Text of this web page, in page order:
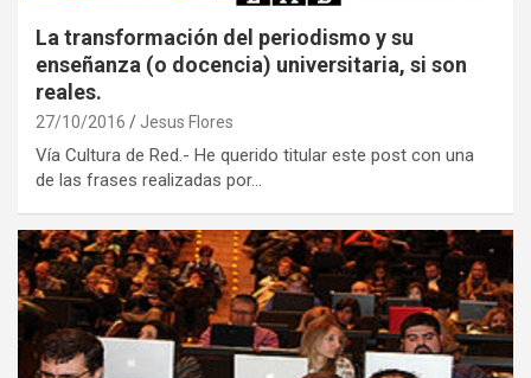
La transformación del periodismo y su
enseñanza (o docencia) universitaria, si son
reales.
27/10/2016 Jesus Flores
Vía Cultura de Red.- He querido titular este post con una
de las frases realizadas por…